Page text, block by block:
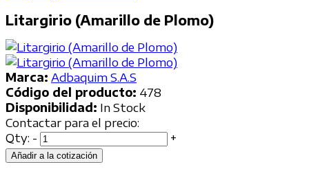
Litargirio (Amarillo de Plomo)
Marca: Adbaquim S.A.S
Código del producto: 478
Disponibilidad: In Stock
Contactar para el precio:
Qty: - +
Añadir a la cotización